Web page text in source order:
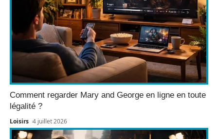
Comment regarder Mary and George en ligne en toute
légalité ?
Loisirs 4 juillet 2026